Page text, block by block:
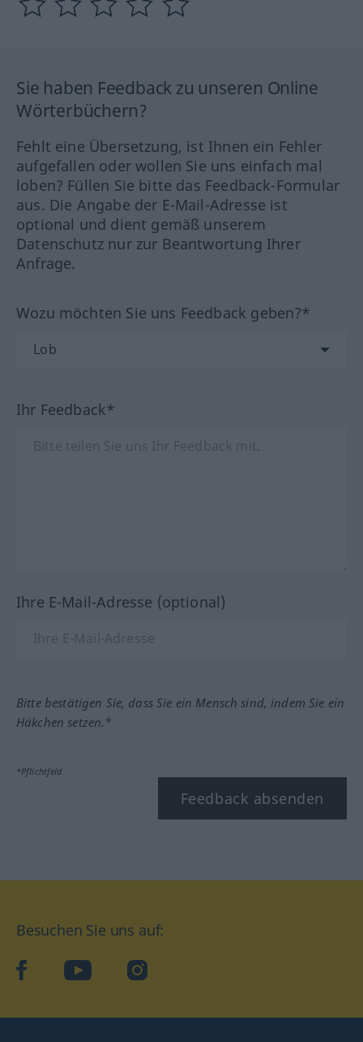
Sie haben Feedback zu unseren Online
Wörterbüchern?
Fehlt eine Übersetzung, ist Ihnen ein Fehler
aufgefallen oder wollen Sie uns einfach mal
loben? Füllen Sie bitte das Feedback-Formular
aus. Die Angabe der E-Mail-Adresse ist
optional und dient gemäß unserem
Datenschutz nur zur Beantwortung Ihrer
Anfrage.
Wozu möchten Sie uns Feedback geben?*
Ihr Feedback*
Ihre E-Mail-Adresse (optional)
Bitte bestätigen Sie, dass Sie ein Mensch sind, indem Sie ein
Häkchen setzen.*
*Pflichtfeld
Feedback absenden
Besuchen Sie uns auf:
facebookYouTube Instagram